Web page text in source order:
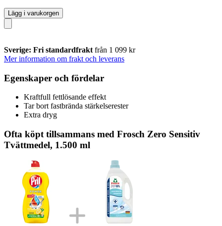
Lägg i varukorgen
Sverige: Fri standardfrakt från 1 099 kr
Mer information om frakt och leverans
Egenskaper och fördelar
Kraftfull fettlösande effekt
Tar bort fastbrända stärkelserester
Extra dryg
Ofta köpt tillsammans med Frosch Zero Sensitiv
Tvättmedel, 1.500 ml